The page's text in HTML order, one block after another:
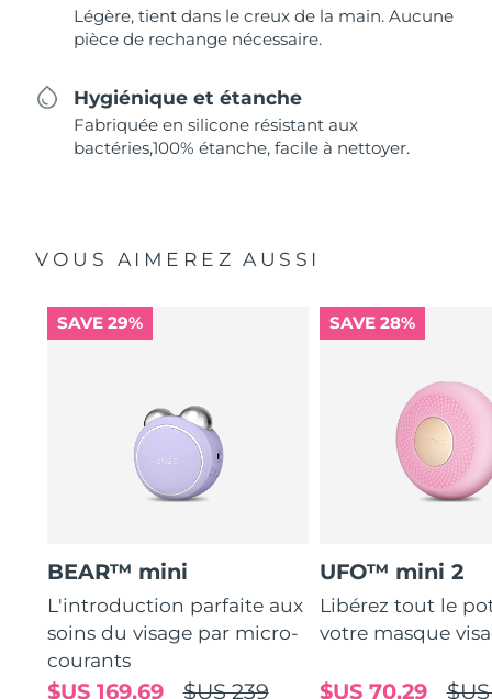
Légère, tient dans le creux de la main. Aucune
pièce de rechange nécessaire.
Hygiénique et étanche
Fabriquée en silicone résistant aux
bactéries,100% étanche, facile à nettoyer.
VOUS AIMEREZ AUSSI
SAVE 29%
BEAR™ mini
L'introduction parfaite aux
soins du visage par micro-
courants
$US 239
$US 169,69
SAVE 28%
UFO™ mini 2
Libérez tout le
votre masque
$US 70,29